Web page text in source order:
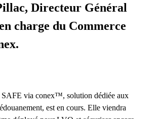
Directeur Général
charge du Commerce
SAFE via conex™, solution dédiée aux
est en cours. Elle viendra